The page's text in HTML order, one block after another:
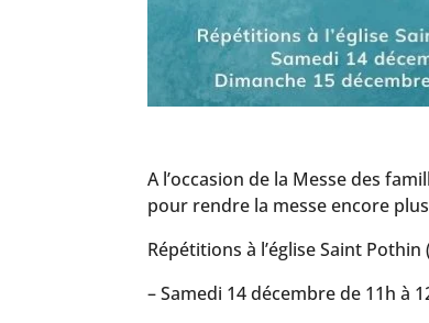
A l’occasion de la Messe des
pour rendre la messe encore
Répétitions à l’église Saint
– Samedi 14 décembrede 11h à